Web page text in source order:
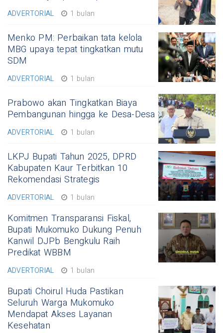
ADVERTORIAL 1 bulan
Menko PM: Perbaikan tata kelola
MBG upaya tepat tingkatkan mutu
SDM
ADVERTORIAL 1 bulan
Prabowo akan Tingkatkan Biaya
Pembangunan hingga ke Desa-Desa
ADVERTORIAL 1 bulan
LKPJ Bupati Tahun 2025, DPRD
Kabupaten Kaur Terbitkan 10
Rekomendasi Strategis
ADVERTORIAL 1 bulan
Komitmen Transparansi Fiskal,
Bupati Mukomuko Dukung Penuh
Kanwil DJPb Bengkulu Raih
Predikat WBBM
ADVERTORIAL 1 bulan
Bupati Choirul Huda Pastikan
Seluruh Warga Mukomuko
Mendapat Akses Layanan
Kesehatan